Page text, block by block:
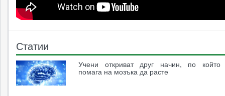
Статии
Учени откриват друг начин, по който
помага на мозъка да расте